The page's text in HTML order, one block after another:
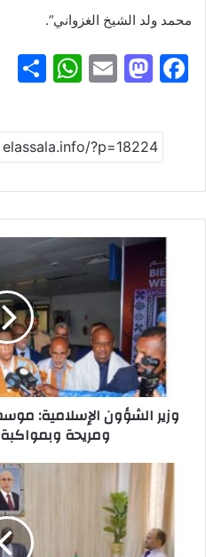
محمد ولد الشيخ الغزواني”.
F
c
e
b
o
o
k
M
st
o
d
o
n
E
ai
l
W
at
s
A
p
p
e
وزير الشؤون الإسلامية:
ومريحة